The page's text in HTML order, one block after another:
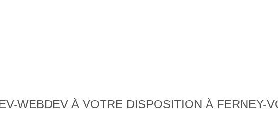
WEBDEV À VOTRE DISPOSITION À FERNEY-